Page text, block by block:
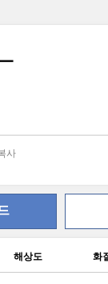
사
해상도 화